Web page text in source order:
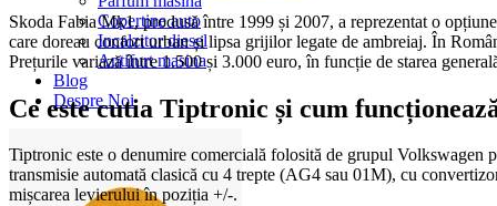
Copertine auto
Incalzitor diesel
Antifurt masina
Blog
Despre Noi
Skoda Fabia Mk1, produsă între 1999 și 2007, a reprezentat o
care doreau confort urban și lipsa grijilor legate de ambreiaj. În
Prețurile variază între 1.500 și 3.000 euro, în funcție de starea
Ce este cutia Tiptronic și cum
Tiptronic este o denumire comercială folosită de grupul Volkswagen
transmisie automată clasică cu 4 trepte (AG4 sau 01M), cu
mișcarea levierului în poziția +/-.